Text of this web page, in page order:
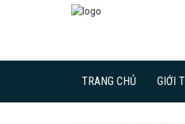
TRANG CHỦ GIỚI